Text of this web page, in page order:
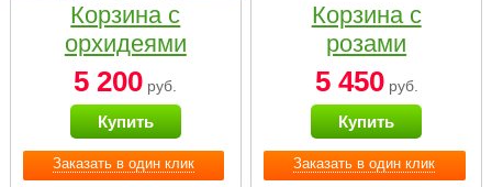
Заказать в один клик
Корзина с
орхидеями
малая
5 200 руб.
Купить
Заказать в один клик
Корзина с
розами
«Красный
Париж»
5 450руб.
Купить